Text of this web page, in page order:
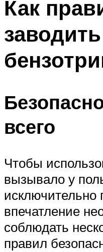
Как
заводить
всего
Чтобы
вызывало у
исключительно
впечатление
соблюдать
правил